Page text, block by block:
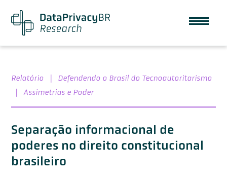
Relatório |
Defendendo o Brasil do Tecnoautoritarismo
|
Assimetrias e Poder
Separação informacional de
poderes no direito constitucional
brasileiro